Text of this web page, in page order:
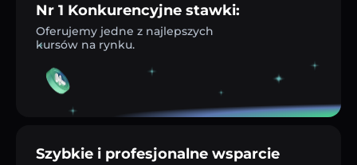
Nr 1 Konkurencyjne stawki:
Oferujemy jedne z najlepszych
kursów na rynku.
Szybkie i profesjonalne wsparcie